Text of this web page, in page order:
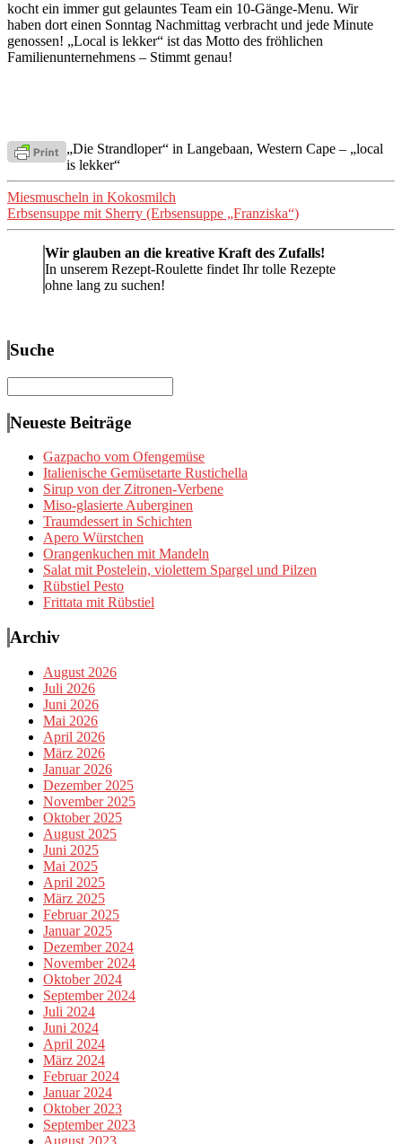
kocht ein immer gut gelauntes Team ein 10-Gänge-Menu. Wir
haben dort einen Sonntag Nachmittag verbracht und jede Minute
genossen! „Local is lekker“ ist das Motto des fröhlichen
Familienunternehmens – Stimmt genau!
„Die Strandloper“ in Langebaan, Western Cape – „local
is lekker“
Beitragsnavigation
Miesmuscheln in Kokosmilch
Erbsensuppe mit Sherry (Erbsensuppe „Franziska“)
Wir glauben an die kreative Kraft des Zufalls!
In unserem Rezept-Roulette findet Ihr tolle Rezepte
ohne lang zu suchen!
Suche
nach:
Neueste Beiträge
Gazpacho vom Ofengemüse
Italienische Gemüsetarte Rustichella
Sirup von der Zitronen-Verbene
Miso-glasierte Auberginen
Traumdessert in Schichten
Apero Würstchen
Orangenkuchen mit Mandeln
Salat mit Postelein, violettem Spargel und Pilzen
Rübstiel Pesto
Frittata mit Rübstiel
Archiv
August 2026
Juli 2026
Juni 2026
Mai 2026
April 2026
März 2026
Januar 2026
Dezember 2025
November 2025
Oktober 2025
August 2025
Juni 2025
Mai 2025
April 2025
März 2025
Februar 2025
Januar 2025
Dezember 2024
November 2024
Oktober 2024
September 2024
Juli 2024
Juni 2024
April 2024
März 2024
Februar 2024
Januar 2024
Oktober 2023
September 2023
August 2023